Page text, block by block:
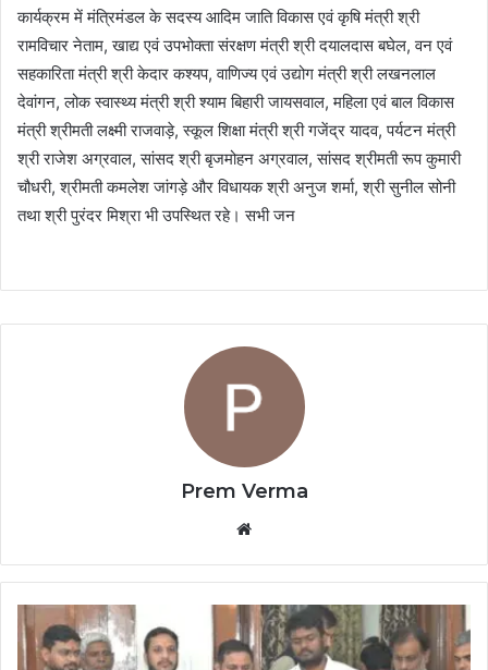
कार्यक्रम में मंत्रिमंडल के सदस्य आदिम जाति विकास एवं कृषि मंत्री श्री
रामविचार नेताम, खाद्य एवं उपभोक्ता संरक्षण मंत्री श्री दयालदास बघेल, वन एवं
सहकारिता मंत्री श्री केदार कश्यप, वाणिज्य एवं उद्योग मंत्री श्री लखनलाल
देवांगन, लोक स्वास्थ्य मंत्री श्री श्याम बिहारी जायसवाल, महिला एवं बाल विकास
मंत्री श्रीमती लक्ष्मी राजवाड़े, स्कूल शिक्षा मंत्री श्री गजेंद्र यादव, पर्यटन मंत्री
श्री राजेश अग्रवाल, सांसद श्री बृजमोहन अग्रवाल, सांसद श्रीमती रूप कुमारी
चौधरी, श्रीमती कमलेश जांगड़े और विधायक श्री अनुज शर्मा, श्री सुनील सोनी
तथा श्री पुरंदर मिश्रा भी उपस्थित रहे। सभी जन
Prem Verma